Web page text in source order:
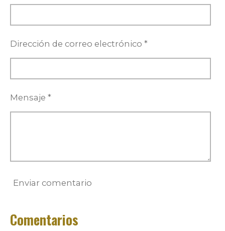
r
r
r
r
Dirección de correo electrónico *
Mensaje *
Enviar comentario
Comentarios